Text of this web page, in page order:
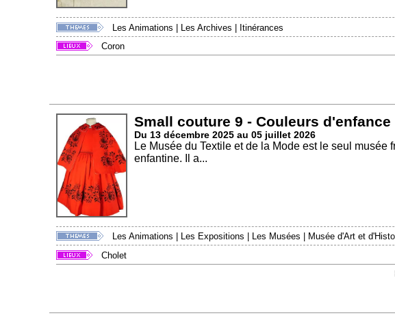
Les Animations Les Archives
Itinérances
Coron
Small couture 9 - Couleurs d'enfance
Du 13 décembre 2025 au 05 juillet 2026
Le Musée du Textile et de la Mode est le seul
enfantine. Il a...
Les Animations Les Expositions Les Musées
Musée d'Art et
Cholet